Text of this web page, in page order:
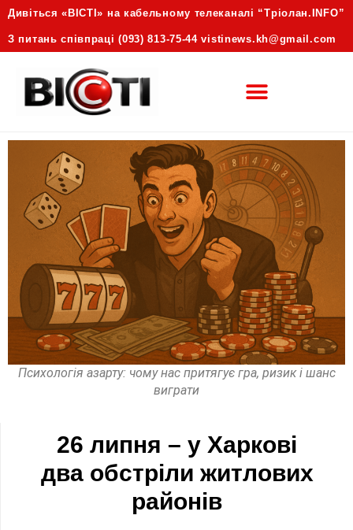
Дивіться «ВІСТІ» на кабельному телеканалі “Трiолан.INFO”
З питань співпраці (093) 813-75-44 vistinews.kh@gmail.com
Психологія азарту: чому нас притягує гра, ризик і шанс
виграти
26 липня – у Харкові
два обстріли житлових
районів